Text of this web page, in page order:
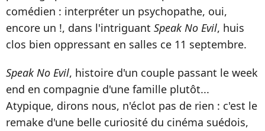
comédien : interpréter un psychopathe, oui,
encore un !, dans l'intriguant Speak No Evil, huis
clos bien oppressant en salles ce 11 septembre.
Speak No Evil, histoire d'un couple passant le week
end en compagnie d'une famille plutôt...
Atypique, dirons nous, n'éclot pas de rien : c'est le
remake d'une belle curiosité du cinéma suédois,